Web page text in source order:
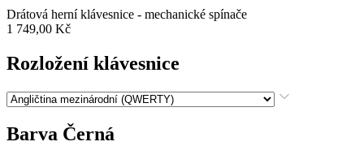
Drátová herní klávesnice - mechanické spínače
1 749,00 Kč
Rozložení klávesnice
Barva Černá